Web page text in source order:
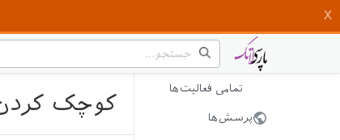
تمامی فعالیت‌ها
پرسش‌ها
کوچک کردن